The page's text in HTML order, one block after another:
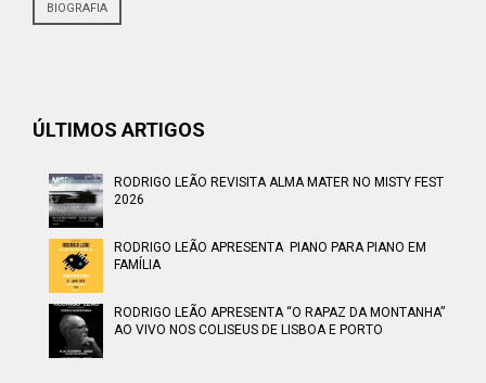
BIOGRAFIA
ÚLTIMOS ARTIGOS
RODRIGO LEÃO REVISITA ALMA MATER NO MISTY FEST
2026
RODRIGO LEÃO APRESENTA PIANO PARA PIANO EM
FAMÍLIA
RODRIGO LEÃO APRESENTA “O RAPAZ DA MONTANHA”
AO VIVO NOS COLISEUS DE LISBOA E PORTO